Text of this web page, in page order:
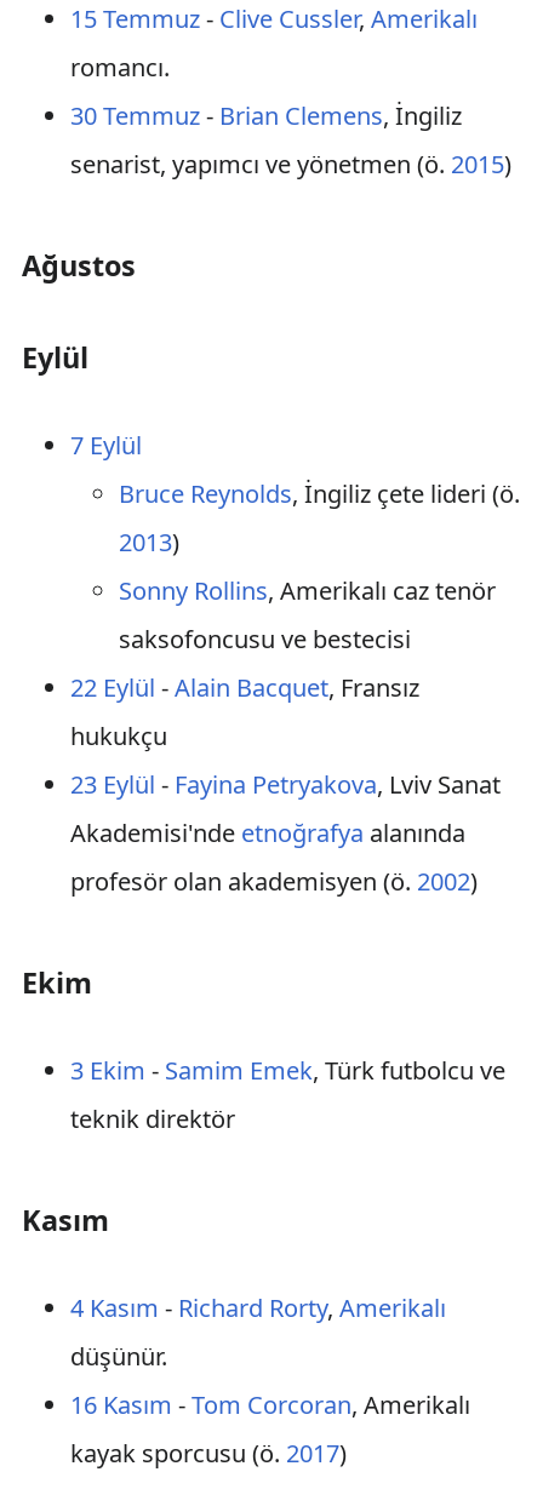
15 Temmuz- Clive Cussler, Amerikalı
romancı.
30 Temmuz- Brian Clemens, İngiliz
senarist, yapımcı ve yönetmen (ö. 2015)
Ağustos
Eylül
7 Eylül
Bruce Reynolds, İngiliz çete lideri (ö.
2013)
Sonny Rollins, Amerikalı caz tenör
saksofoncusu ve bestecisi
22 Eylül -Alain Bacquet, Fransız
hukukçu
23 Eylül - Fayina Petryakova, Lviv Sanat
Akademisi'nde etnoğrafya alanında
profesör olan akademisyen (ö. 2002)
Ekim
3 Ekim - Samim Emek, Türk futbolcu ve
teknik direktör
Kasım
4 Kasım - Richard Rorty, Amerikalı
düşünür.
16 Kasım -Tom Corcoran, Amerikalı
kayak sporcusu (ö. 2017)